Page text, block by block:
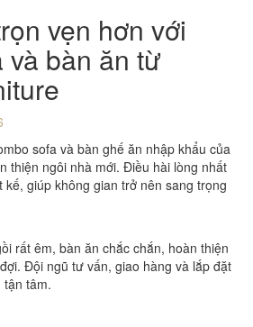
vẹn hơn với
và bàn ăn từ
sofa và bàn ghế ăn nhập khẩu của
thiện ngôi nhà mới. Điều hài lòng nhất
giúp không gian trở nên sang trọng
rất êm, bàn ăn chắc chắn, hoàn thiện
Đội ngũ tư vấn, giao hàng và lắp đặt
tận tâm.